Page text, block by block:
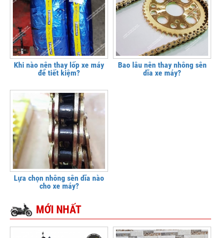
Khi nào nên thay lốp xe máy
để tiết kiệm?
Bao lâu nên thay nhông sên
dĩa xe máy?
Lựa chọn nhông sên dĩa nào
cho xe máy?
MỚI NHẤT